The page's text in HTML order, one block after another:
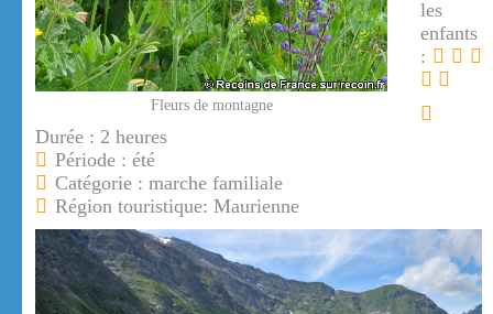
Fleurs de montagne
les
enfants
:
Durée : 2 heures
Période : été
Catégorie : marche familiale
Région touristique: Maurienne